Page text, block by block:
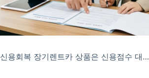
신용회복 장기렌트카 상품은 신용점수 대…